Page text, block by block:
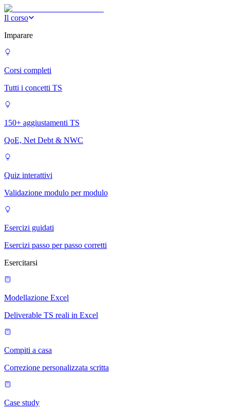
Il corso
Imparare
Corsi completi
Tutti i concetti TS
150+ aggiustamenti TS
QoE, Net Debt & NWC
Quiz interattivi
Validazione modulo per modulo
Esercizi guidati
Esercizi passo per passo corretti
Esercitarsi
Modellazione Excel
Deliverable TS reali in Excel
Compiti a casa
Correzione personalizzata scritta
Case study